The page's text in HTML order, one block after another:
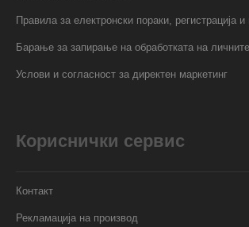
Правила за електронски пораки, регистрација и
Барање за запирање на обработката на
Услови и согласност за директен маркетинг
Кориснички сервис
Контакт
Рекламација на производ